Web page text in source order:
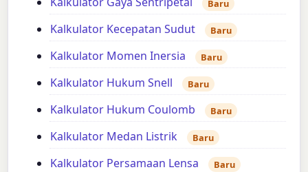
Baru
Kalkulator Kecepatan Sudut Baru
Kalkulator Momen Inersia Baru
Kalkulator Hukum Snell Baru
Kalkulator Hukum Coulomb Baru
Kalkulator Medan Listrik Baru
Kalkulator Persamaan Lensa Baru